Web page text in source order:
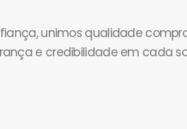
unimos qualidade
e credibilidade em cada